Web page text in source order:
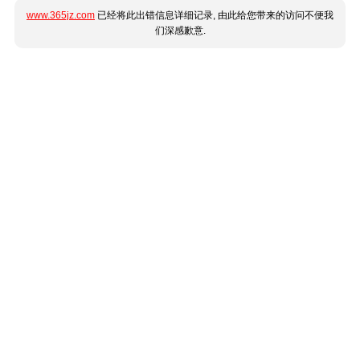
www.365jz.com 已经将此出错信息详细记录, 由此给您带来的访问不便我
们深感歉意.